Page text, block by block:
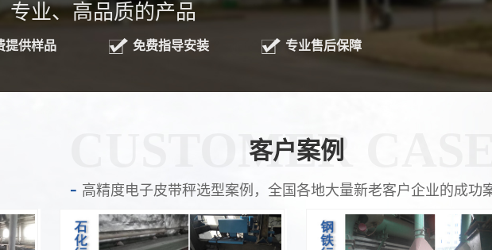
专业、高品质的产品
提供样品 免费指导安装 专业售后保障
客户案例
高精度电子皮带秤选型案例，全国各地大量新老客户企业的成功
CUSTOMER